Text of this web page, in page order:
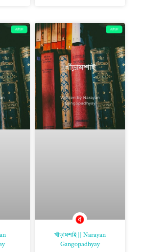
ছোটগল্প ছোটগল্প
খাঁড়ামশাই || Narayan
Gangopadhyay